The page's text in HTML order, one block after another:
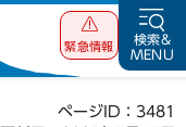
緊急情報
検索&
MENU
ページID：3481